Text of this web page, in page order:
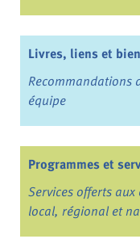
Livres, liens et
Recommandations
équipe
Programmes et
Services offerts aux
local, régional et